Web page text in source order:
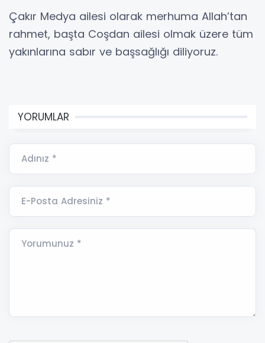
Çakır Medya ailesi olarak merhuma Allah’tan
rahmet, başta Coşdan ailesi olmak üzere tüm
yakınlarına sabır ve başsağlığı diliyoruz.
YORUMLAR
Adınız *
E-Posta Adresiniz *
Yorumunuz *